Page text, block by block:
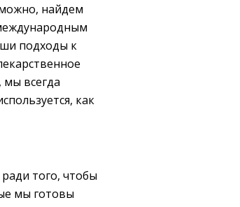
найдем
подходы к
мы всегда
как
того, чтобы
мы готовы